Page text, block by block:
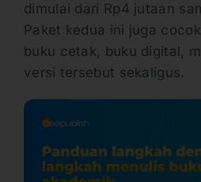
dimulai dari Rp4 jutaan
Paket kedua ini juga
buku cetak, buku digital,
versi tersebut sekaligus.